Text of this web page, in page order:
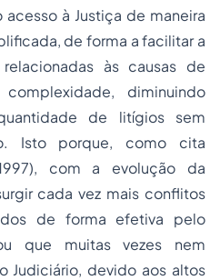
à Justiça de maneira
de forma a facilitar a
às causas de
diminuindo
de litígios sem
Isto porque, como cita
com a evolução da
cada vez mais conflitos
de forma efetiva pelo
que muitas vezes nem
Judiciário, devido aos altos